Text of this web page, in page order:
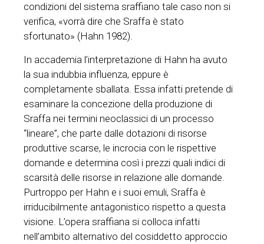
condizioni del sistema sraffiano tale caso non si
verifica, «vorrà dire che Sraffa è stato
sfortunato» (Hahn 1982).
In accademia l’interpretazione di Hahn ha avuto
la sua indubbia influenza, eppure è
completamente sballata. Essa infatti pretende di
esaminare la concezione della produzione di
Sraffa nei termini neoclassici di un processo
“lineare”, che parte dalle dotazioni di risorse
produttive scarse, le incrocia con le rispettive
domande e determina così i prezzi quali indici di
scarsità delle risorse in relazione alle domande.
Purtroppo per Hahn e i suoi emuli, Sraffa è
irriducibilmente antagonistico rispetto a questa
visione. L’opera sraffiana si colloca infatti
nell’ambito alternativo del cosiddetto approccio